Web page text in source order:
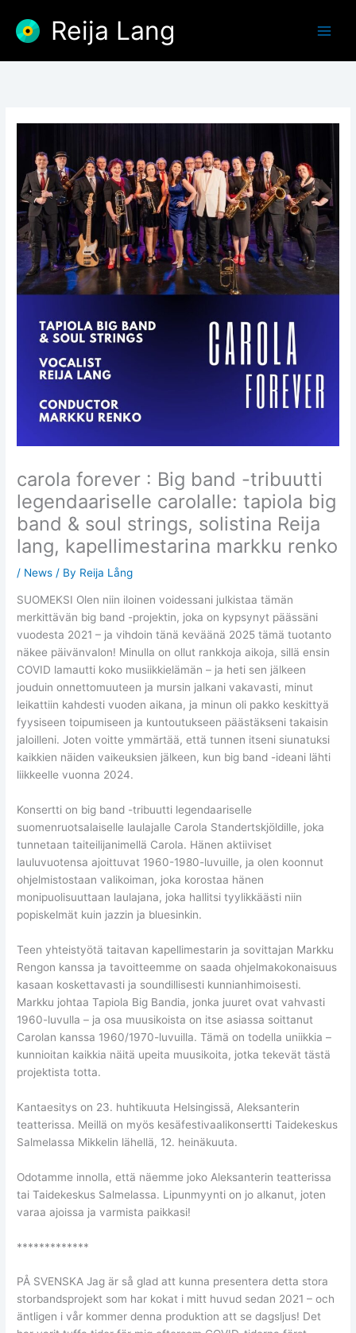
content
Reija Lang
carola forever : Big band -tribuutti
legendaariselle carolalle: tapiola big
band & soul strings, solistina Reija
lang, kapellimestarina markku renko
/ News / By Reija Lång
SUOMEKSI Olen niin iloinen voidessani julkistaa tämän
merkittävän big band -projektin, joka on kypsynyt päässäni
vuodesta 2021 – ja vihdoin tänä keväänä 2025 tämä tuotanto
näkee päivänvalon! Minulla on ollut rankkoja aikoja, sillä ensin
COVID lamautti koko musiikkielämän – ja heti sen jälkeen
jouduin onnettomuuteen ja mursin jalkani vakavasti, minut
leikattiin kahdesti vuoden aikana, ja minun oli pakko keskittyä
fyysiseen toipumiseen ja kuntoutukseen päästäkseni takaisin
jaloilleni. Joten voitte ymmärtää, että tunnen itseni siunatuksi
kaikkien näiden vaikeuksien jälkeen, kun big band -ideani lähti
liikkeelle vuonna 2024.
Konsertti on big band -tribuutti legendaariselle
suomenruotsalaiselle laulajalle Carola Standertskjöldille, joka
tunnetaan taiteilijanimellä Carola. Hänen aktiiviset
lauluvuotensa ajoittuvat 1960-1980-luvuille, ja olen koonnut
ohjelmistostaan valikoiman, joka korostaa hänen
monipuolisuuttaan laulajana, joka hallitsi tyylikkäästi niin
popiskelmät kuin jazzin ja bluesinkin.
Teen yhteistyötä taitavan kapellimestarin ja sovittajan Markku
Rengon kanssa ja tavoitteemme on saada ohjelmakokonaisuus
kasaan koskettavasti ja soundillisesti kunnianhimoisesti.
Markku johtaa Tapiola Big Bandia, jonka juuret ovat vahvasti
1960-luvulla – ja osa muusikoista on itse asiassa soittanut
Carolan kanssa 1960/1970-luvuilla. Tämä on todella uniikkia –
kunnioitan kaikkia näitä upeita muusikoita, jotka tekevät tästä
projektista totta.
Kantaesitys on 23. huhtikuuta Helsingissä, Aleksanterin
teatterissa. Meillä on myös kesäfestivaalikonsertti Taidekeskus
Salmelassa Mikkelin lähellä, 12. heinäkuuta.
Odotamme innolla, että näemme joko Aleksanterin teatterissa
tai Taidekeskus Salmelassa. Lipunmyynti on jo alkanut, joten
varaa ajoissa ja varmista paikkasi!
*************
PÅ SVENSKA Jag är så glad att kunna presentera detta stora
storbandsprojekt som har kokat i mitt huvud sedan 2021 – och
äntligen i vår kommer denna produktion att se dagsljus! Det